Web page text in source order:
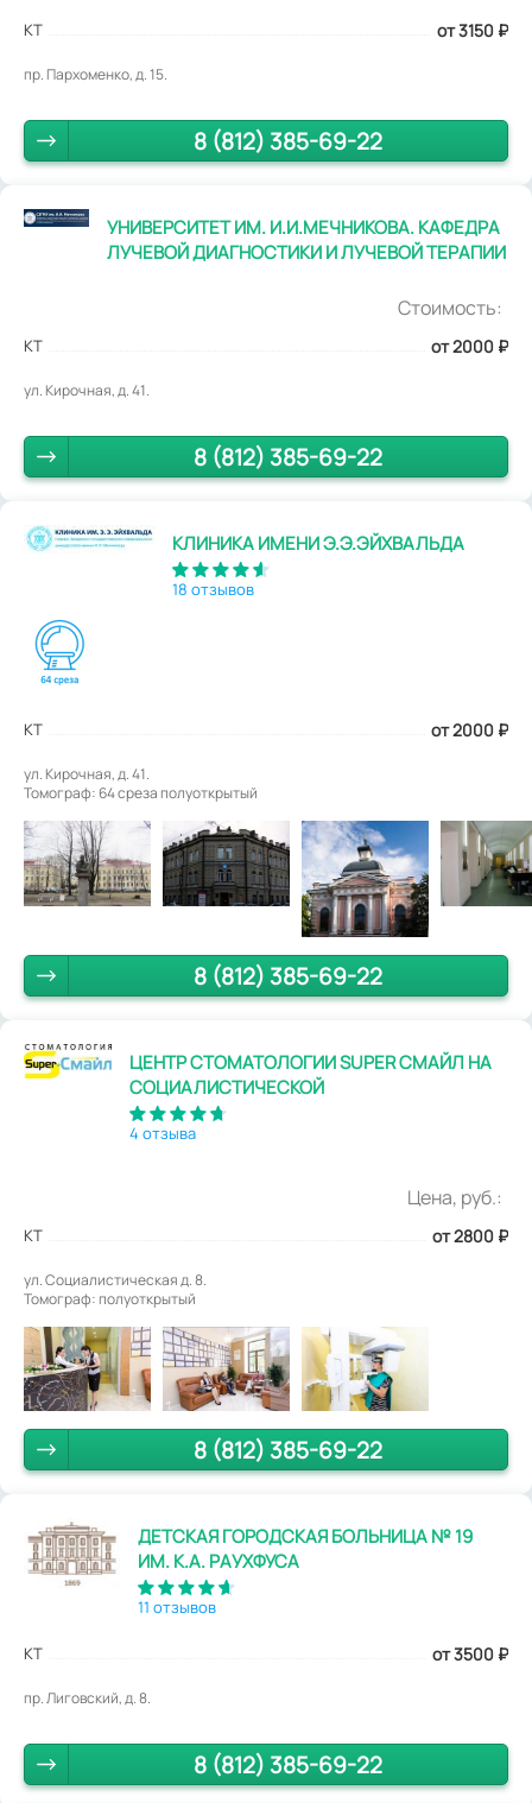
КТ от 3150 ₽
пр. Пархоменко, д. 15.
8 (812) 385-69-22
УНИВЕРСИТЕТ ИМ. И.И.МЕЧНИКОВА. КАФЕДРА
ЛУЧЕВОЙ ДИАГНОСТИКИ И ЛУЧЕВОЙ ТЕРАПИИ
Стоимость:
КТ от 2000 ₽
ул. Кирочная, д. 41.
8 (812) 385-69-22
КЛИНИКА ИМЕНИ Э.Э.ЭЙХВАЛЬДА
18 отзывов
КТ от 2000 ₽
ул. Кирочная, д. 41.
Томограф: 64 среза полуоткрытый
8 (812) 385-69-22
ЦЕНТР СТОМАТОЛОГИИ SUPER СМАЙЛ НА
СОЦИАЛИСТИЧЕСКОЙ
4 отзыва
Цена, руб.:
КТ от 2800 ₽
ул. Социалистическая д. 8.
Томограф: полуоткрытый
8 (812) 385-69-22
ДЕТСКАЯ ГОРОДСКАЯ БОЛЬНИЦА № 19
ИМ. К.А. РАУХФУСА
11 отзывов
КТ от 3500 ₽
пр. Лиговский, д. 8.
8 (812) 385-69-22